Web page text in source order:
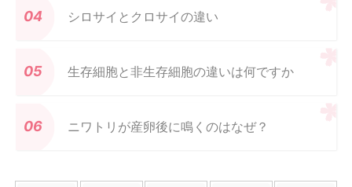
シロサイとクロサイの違い
生存細胞と非生存細胞の違いは何ですか
ニワトリが産卵後に鳴くのはなぜ？